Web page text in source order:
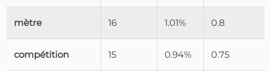
mètre 16 1.01% 0.8
compétition 15 0.94% 0.75